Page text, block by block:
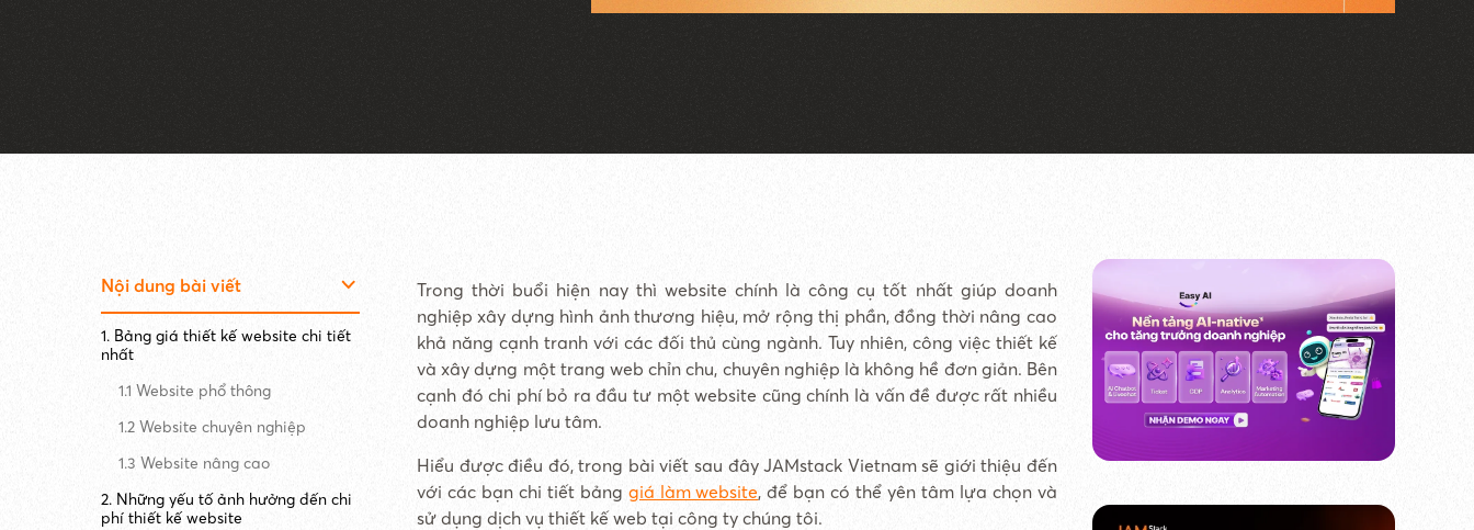
Nội dung bài viết
1. Bảng giá thiết kế website chi tiết
nhất
1.1 Website phổ thông
1.2 Website chuyên nghiệp
1.3 Website nâng cao
2. Những yếu tố ảnh hưởng đến chi
phí thiết kế website
Trong thời buổi hiện nay thì website chính là công cụ tốt nhất giúp doanh
nghiệp xây dựng hình ảnh thương hiệu, mở rộng thị phần, đồng thời nâng cao
khả năng cạnh tranh với các đối thủ cùng ngành. Tuy nhiên, công việc thiết kế
và xây dựng một trang web chỉn chu, chuyên nghiệp là không hề đơn giản. Bên
cạnh đó chi phí bỏ ra đầu tư một website cũng chính là vấn đề được rất nhiều
doanh nghiệp lưu tâm.
Hiểu được điều đó, trong bài viết sau đây JAMstack Vietnam sẽ giới thiệu đến
với các bạn chi tiết bảng giá làm website, để bạn có thể yên tâm lựa chọn và
sử dụng dịch vụ thiết kế web tại công ty chúng tôi.